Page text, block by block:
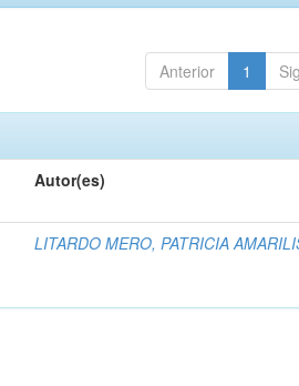
Anterior 1
Autor(es)
LITARDO MERO, PATRICIA